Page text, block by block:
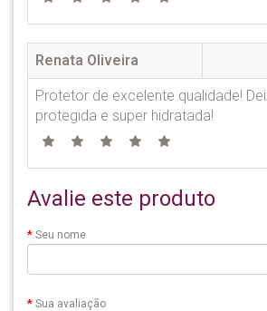
Renata Oliveira
Protetor de excelente qualidade!
protegida e super hidratada!
Avalie este produto
Seu nome
Sua avaliação